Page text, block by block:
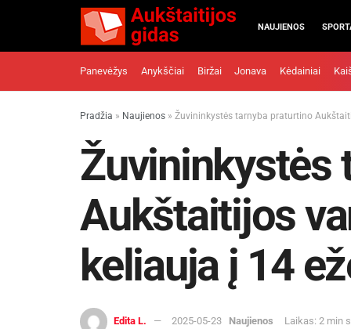
NAUJIENOS
Panevėžys Anykščiai Biržai Jonava Kėdainiai
Pradžia » Naujienos » Žuvininkystės tarnyba praturtino
Žuvininkystės
Aukštaitijos
keliauja į 14
Edita L. 2025-05-23 Naujienos Laikas: 2 min